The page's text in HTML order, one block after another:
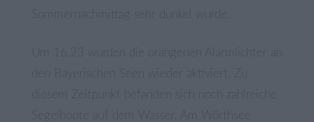
Sommernachmittag sehr dunkel wurde.
Um 16.23 wurden die orangenen Alarmlichter an
den Bayerischen Seen wieder aktiviert. Zu
Segelboote auf dem Wasser. Am Wörthsee